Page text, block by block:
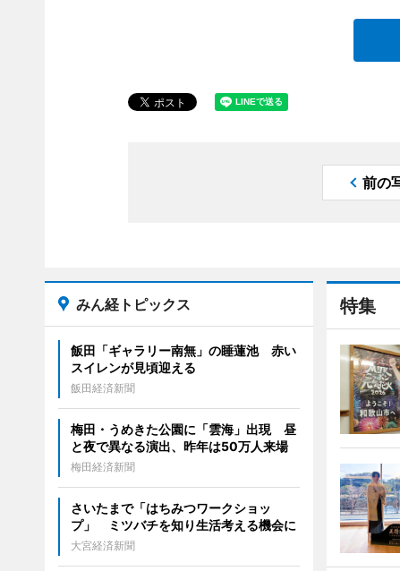
前の
特集
みん経トピックス
飯田「ギャラリー南無」の睡蓮池 赤い
スイレンが見頃迎える
飯田経済新聞
梅田・うめきた公園に「雲海」出現 昼
と夜で異なる演出、昨年は50万人来場
梅田経済新聞
さいたまで「はちみつワークショッ
プ」 ミツバチを知り生活考える機会に
大宮経済新聞